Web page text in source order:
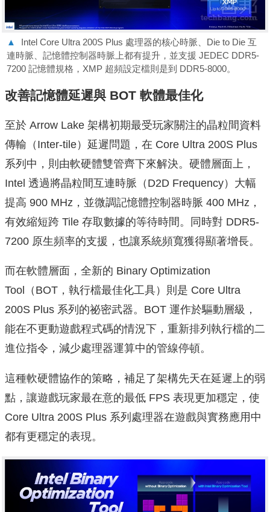
▲
Intel Core Ultra 200S Plus 處理器的核心時脈、Die to Die 互
連時脈、記憶體控制器時脈上都有提升，並支援 JEDEC DDR5-
7200 記憶體規格，XMP 超頻設定檔則是到 DDR5-8000。
改善記憶體延遲與 BOT 軟體最佳化
至於 Arrow Lake 架構初期最受玩家關注的晶粒間資料
傳輸（Inter-tile）延遲問題，在 Core Ultra 200S Plus
系列中，則由軟硬體雙管齊下來解決。硬體層面上，
Intel 透過將晶粒間互連時脈（D2D Frequency）大幅
提高 900 MHz，並微調記憶體控制器時脈 400 MHz，
有效縮短跨 Tile 存取數據的等待時間。同時對 DDR5-
7200 原生頻率的支援，也讓系統頻寬獲得顯著增長。
而在軟體層面，全新的 Binary Optimization
Tool（BOT，執行檔最佳化工具）則是 Core Ultra
200S Plus 系列的祕密武器。BOT 運作於驅動層級，
能在不更動遊戲程式碼的情況下，重新排列執行檔的二
進位指令，減少處理器運算中的管線停頓。
這種軟硬體協作的策略，補足了架構先天在延遲上的弱
點，讓遊戲玩家最在意的最低 FPS 表現更加穩定，使
Core Ultra 200S Plus 系列處理器在遊戲與實務應用中
都有更穩定的表現。